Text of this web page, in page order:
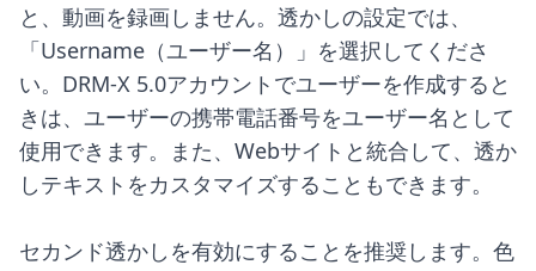
と、動画を録画しません。透かしの設定では、
「Username（ユーザー名）」を選択してくださ
い。DRM-X 5.0アカウントでユーザーを作成すると
きは、ユーザーの携帯電話番号をユーザー名として
使用できます。また、Webサイトと統合して、透か
しテキストをカスタマイズすることもできます。
セカンド透かしを有効にすることを推奨します。色